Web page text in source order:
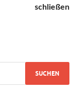
schließen